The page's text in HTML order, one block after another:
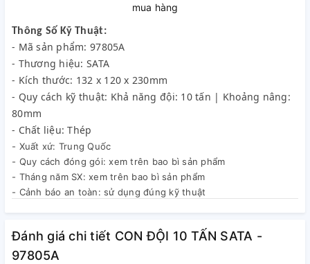
mua hàng
Thông Số Kỹ Thuật:
- Mã sản phẩm: 97805A
- Thương hiệu: SATA
- Kích thước: 132 x 120 x 230mm
- Quy cách kỹ thuật: Khả năng đội: 10 tấn | Khoảng nâng:
80mm
- Chất liệu: Thép
- Xuất xứ: Trung Quốc
- Quy cách đóng gói: xem trên bao bì sản phẩm
- Tháng năm SX: xem trên bao bì sản phẩm
- Cảnh báo an toàn: sử dụng đúng kỹ thuật
Đánh giá chi tiết CON ĐỘI 10 TẤN SATA -
97805A